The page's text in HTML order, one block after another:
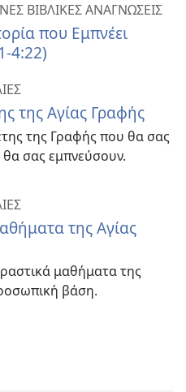
ΒΙΒΛΙΚΕΣ ΑΝΑΓΝΩΣΕΙΣ
που Εμπνέει
4:22)
της Αγίας Γραφής
της Γραφής που θα σας
θα σας εμπνεύσουν.
της Αγίας
μαθήματα της
βάση.